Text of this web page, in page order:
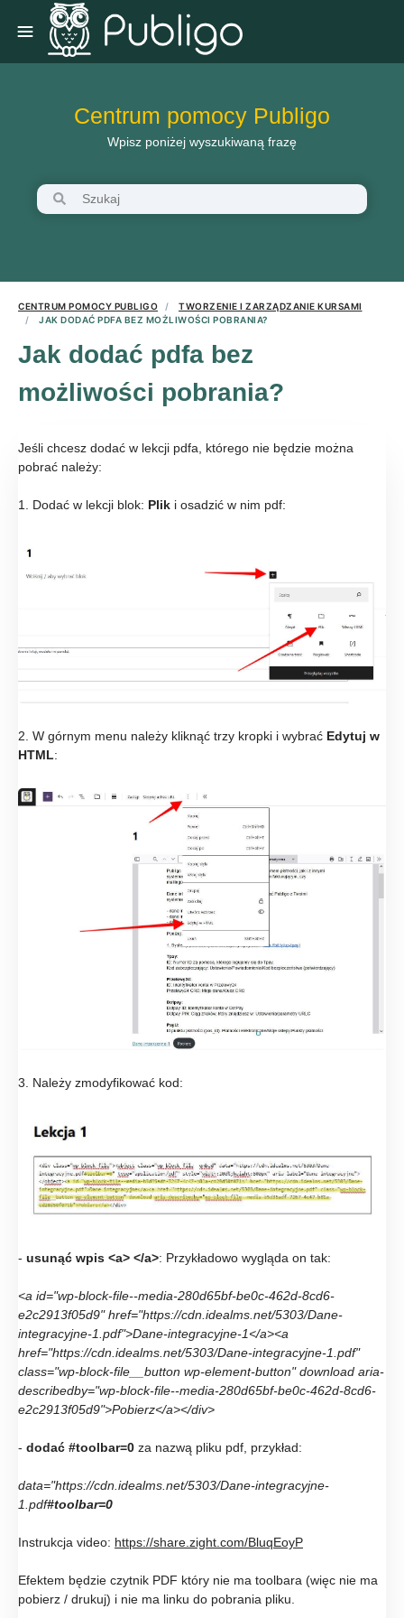
Centrum pomocy Publigo
Wpisz poniżej wyszukiwaną frazę
CENTRUM POMOCY PUBLIGO
TWORZENIE I ZARZĄDZANIE KURSAMI
JAK DODAĆ PDFA BEZ MOŻLIWOŚCI POBRANIA?
Jak dodać pdfa bez
możliwości pobrania?
Jeśli chcesz dodać w lekcji pdfa, którego nie będzie można
pobrać należy:
1. Dodać w lekcji blok: Plik i osadzić w nim pdf:
2. W górnym menu należy kliknąć trzy kropki i wybrać Edytuj w
HTML:
3. Należy zmodyfikować kod:
- usunąć wpis <a> </a>: Przykładowo wygląda on tak:
<a id="wp-block-file--media-280d65bf-be0c-462d-8cd6-
e2c2913f05d9" href="https://cdn.idealms.net/5303/Dane-
integracyjne-1.pdf">Dane-integracyjne-1</a><a
href="https://cdn.idealms.net/5303/Dane-integracyjne-1.pdf"
class="wp-block-file__button wp-element-button" download aria-
describedby="wp-block-file--media-280d65bf-be0c-462d-8cd6-
e2c2913f05d9">Pobierz</a></div>
- dodać #toolbar=0 za nazwą pliku pdf, przykład:
data="https://cdn.idealms.net/5303/Dane-integracyjne-
1.pdf#toolbar=0
Instrukcja video: https://share.zight.com/BluqEoyP
Efektem będzie czytnik PDF który nie ma toolbara (więc nie ma
pobierz / drukuj) i nie ma linku do pobrania pliku.